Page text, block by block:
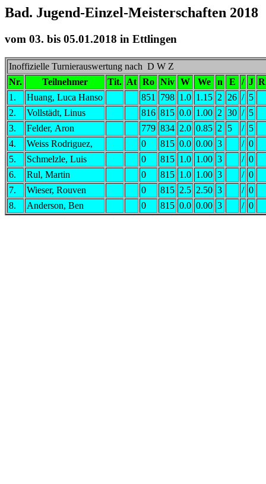
Bad. Jugend-Einzel-Meisterschaften
vom 03. bis 05.01.2018 in Ettlingen
Inoffizielle Turnierauswertung nach D W Z
Nr.
Teilnehmer Tit. At Ro Niv W We n E / J
1.
Huang, Luca Hanso 851 798 1.0 1.15 2 26 / 5
2.
Vollstädt, Linus 816 815 0.0 1.00 2 30 / 5
3.
Felder, Aron 779 834 2.0 0.85 2 5 / 5
4.
Weiss Rodriguez, 0 815 0.0 0.00 3 / 0
5.
Schmelzle, Luis 0 815 1.0 1.00 3 / 0
6.
Rul, Martin 0 815 1.0 1.00 3 / 0
7.
Wieser, Rouven 0 815 2.5 2.50 3 / 0
8.
Anderson, Ben 0 815 0.0 0.00 3 / 0